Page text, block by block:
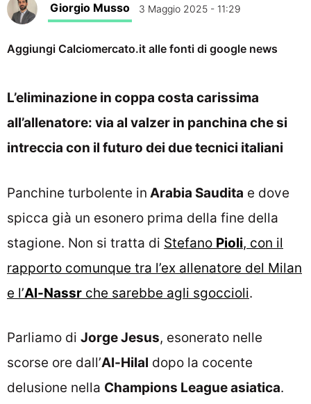
Giorgio Musso 3 Maggio 2025 - 11:29
Aggiungi Calciomercato.it alle fonti di google news
L’eliminazione in coppa costa carissima
all’allenatore: via al valzer in panchina che si
intreccia con il futuro dei due tecnici italiani
Panchine turbolente in Arabia Saudita e dove
spicca già un esonero prima della fine della
stagione. Non si tratta di Stefano Pioli, con il
rapporto comunque tra l’ex allenatore del Milan
e l’Al-Nassr che sarebbe agli sgoccioli.
Parliamo di Jorge Jesus, esonerato nelle
scorse ore dall’Al-Hilal dopo la cocente
delusione nella Champions League asiatica.